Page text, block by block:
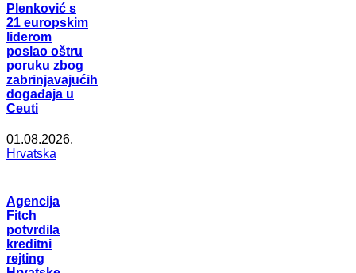
Plenković s
21 europskim
liderom
poslao oštru
poruku zbog
zabrinjavajućih
događaja u
Ceuti
01.08.2026.
Hrvatska
Agencija
Fitch
potvrdila
kreditni
rejting